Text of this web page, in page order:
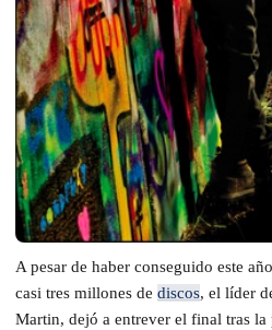
A pesar de haber conseguido este
casi tres millones de discos, el líder
Martin, dejó a entrever el final tras la